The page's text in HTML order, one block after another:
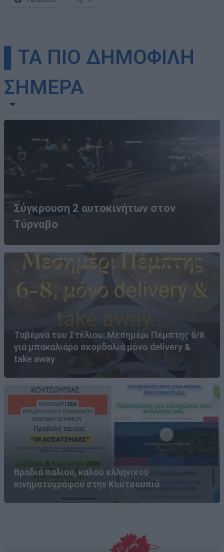
▌ΤΑ ΠΙΟ ΔΗΜΟΦΙΛΗ
ΣΗΜΕΡΑ
Σύγκρουση 2 αυτοκινήτων στον
Τύρναβο
Ταβέρνα του Στέλιου: Μεσημέρι Πέμπτης 6/8
για μπακαλιάρο σκορδαλιά μόνο delivery &
take away
Βραδιά παλιού, καλού ελληνικού
κινηματογράφου στην Κουτσουπιά